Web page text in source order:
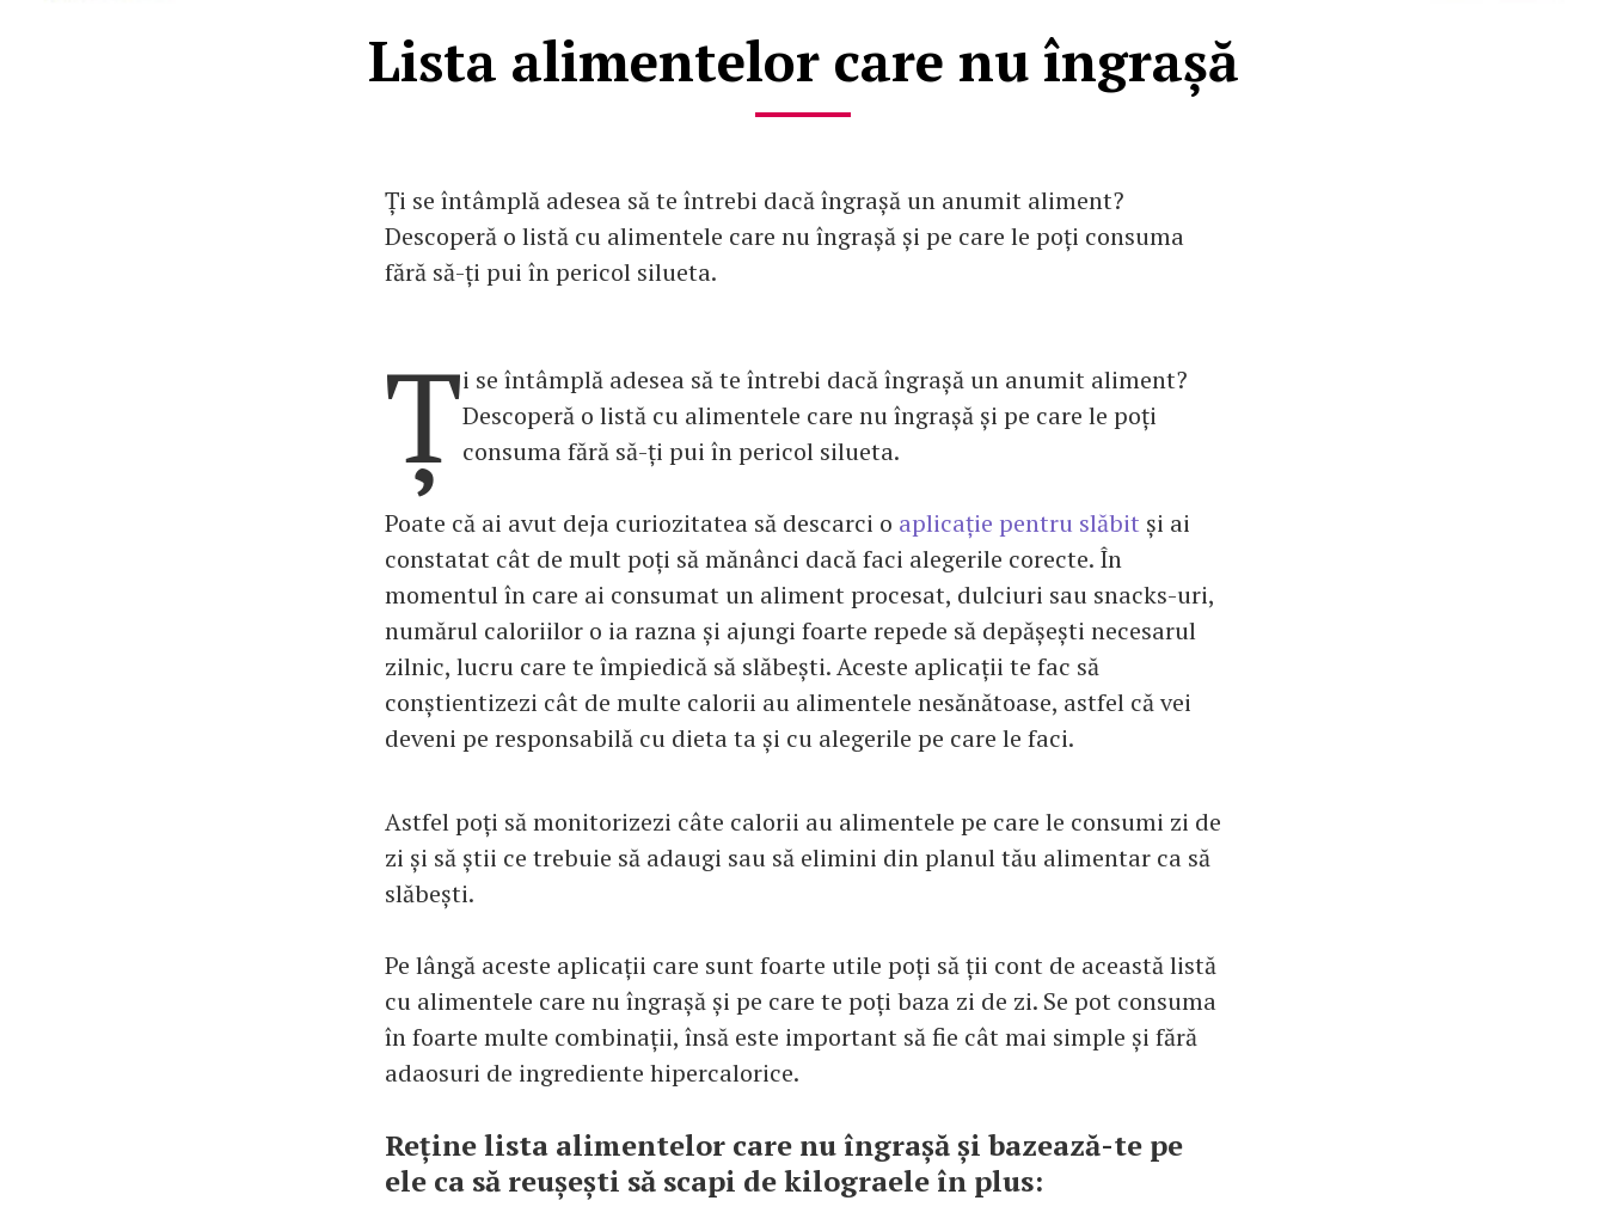
Lista alimentelor care nu îngrașă
Ți se întâmplă adesea să te întrebi dacă îngrașă un anumit aliment?
Descoperă o listă cu alimentele care nu îngrașă și pe care le poți consuma
fără să-ți pui în pericol silueta.
Ți se întâmplă adesea să te întrebi dacă îngrașă un anumit aliment?
Descoperă o listă cu alimentele care nu îngrașă și pe care le poți
consuma fără să-ți pui în pericol silueta.
Poate că ai avut deja curiozitatea să descarci o aplicație pentru slăbit și ai
constatat cât de mult poți să mănânci dacă faci alegerile corecte. În
momentul în care ai consumat un aliment procesat, dulciuri sau snacks-uri,
numărul caloriilor o ia razna și ajungi foarte repede să depășești necesarul
zilnic, lucru care te împiedică să slăbești. Aceste aplicații te fac să
conștientizezi cât de multe calorii au alimentele nesănătoase, astfel că vei
deveni pe responsabilă cu dieta ta și cu alegerile pe care le faci.
Astfel poți să monitorizezi câte calorii au alimentele pe care le consumi zi de
zi și să știi ce trebuie să adaugi sau să elimini din planul tău alimentar ca să
slăbești.
Pe lângă aceste aplicații care sunt foarte utile poți să ții cont de această listă
cu alimentele care nu îngrașă și pe care te poți baza zi de zi. Se pot consuma
în foarte multe combinații, însă este important să fie cât mai simple și fără
adaosuri de ingrediente hipercalorice.
Reține lista alimentelor care nu îngrașă și bazează-te pe
ele ca să reușești să scapi de kilograele în plus: